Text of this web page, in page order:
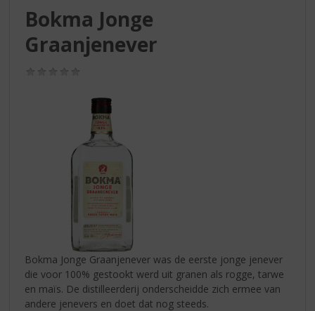
Bokma Jonge
Graanjenever
Bokma Jonge Graanjenever was de eerste jonge jenever
die voor 100% gestookt werd uit granen als rogge, tarwe
en maïs. De distilleerderij onderscheidde zich ermee van
andere jenevers en doet dat nog steeds.